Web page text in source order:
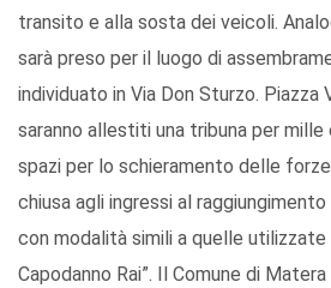
transito e alla sosta dei veicoli.
sarà preso per il luogo di
individuato in Via Don Sturzo.
saranno allestiti una tribuna per
spazi per lo schieramento delle
chiusa agli ingressi al
con modalità simili a quelle utilizzate
Capodanno Rai”. Il Comune di Matera